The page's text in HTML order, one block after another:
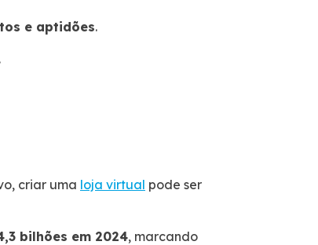
e aptidões.
criar uma loja virtual pode ser
bilhões em 2024, marcando